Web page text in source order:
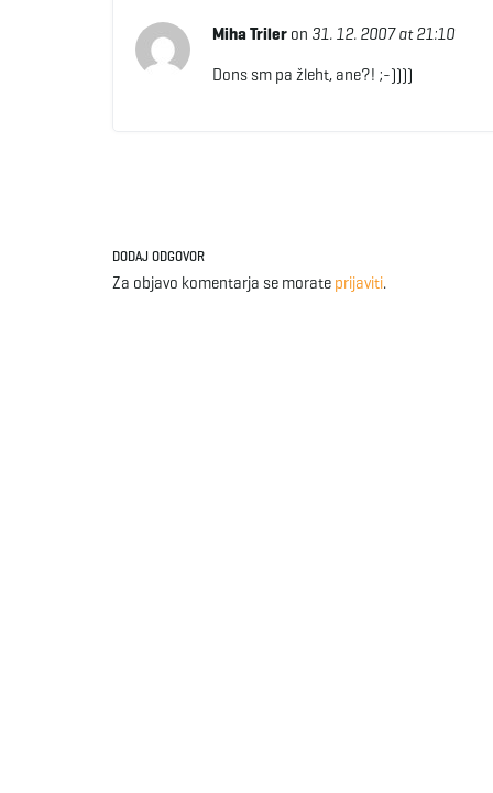
Miha Trileron 31. 12. 2007 at 21:10
Dons sm pa žleht, ane?! ;-))))
DODAJ ODGOVOR
Za objavo komentarja se morate prijaviti.